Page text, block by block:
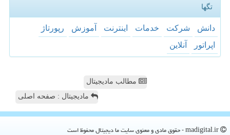
تگها
دانش شركت خدمات اینترنت آموزش
رپورتاژ
اپراتور
آنلاین
مطالب مادیجیتال
مادیجیتال : صفحه اصلی